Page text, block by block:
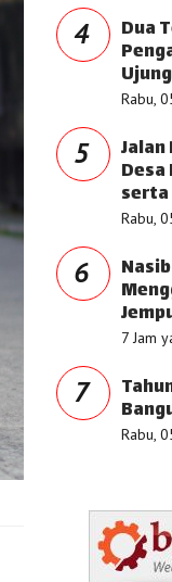
4 Dua
Rabu,
5
Desa
serta
Rabu,
6
7 Jam
7
Rabu,